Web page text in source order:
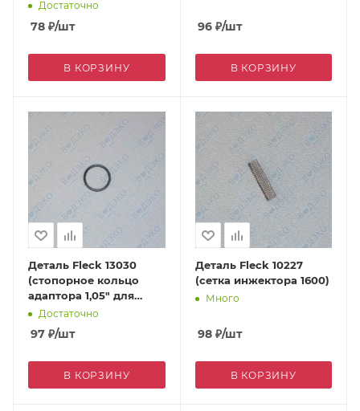
Достаточно
78 ₽/шт
В КОРЗИНУ
96₽/шт
В КОРЗИНУ
Деталь Fleck 13030
(стопорное кольцо
адаптора 1,05" для
7700)
Достаточно
97 ₽/шт
В КОРЗИНУ
Деталь Fleck 10227
(сетка инжектора 1600)
Много
98₽/шт
В КОРЗИНУ